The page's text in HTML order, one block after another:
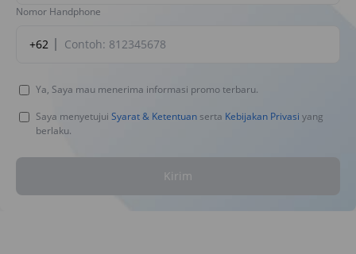
Nomor Handphone
+62
Ya, Saya mau menerima informasi promo terbaru.
Saya menyetujui Syarat & Ketentuan serta Kebijakan Privasi yang
berlaku.
Kirim